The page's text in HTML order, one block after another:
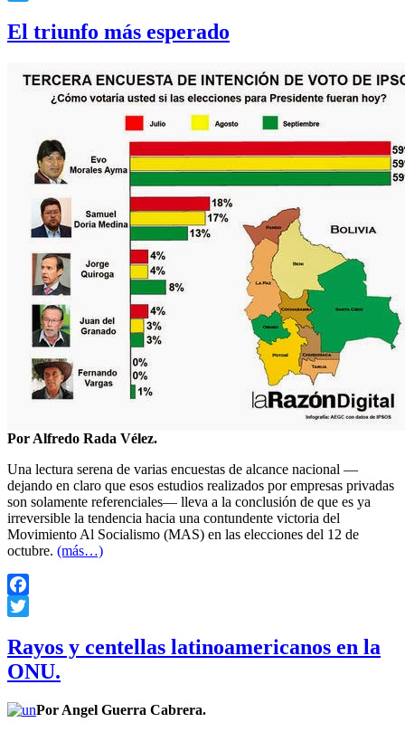
El triunfo más esperado
Por Alfredo Rada Vélez.
Una lectura serena de varias encuestas de alcance nacional —
dejando en claro que esos estudios realizados por empresas privadas
son solamente referenciales— lleva a la conclusión de que es ya
irreversible la tendencia hacia una contundente victoria del
Movimiento Al Socialismo (MAS) en las elecciones del 12 de
octubre. (más…)
Facebook
Rayos y centellas latinoamericanos en la
ONU.
Por Angel Guerra Cabrera.